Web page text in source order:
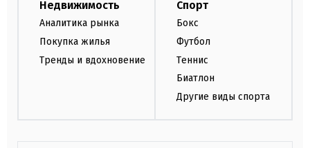
Недвижимость
Аналитика рынка
Покупка жилья
Тренды и вдохновение
Спорт
Бокс
Футбол
Теннис
Биатлон
Другие виды спорта